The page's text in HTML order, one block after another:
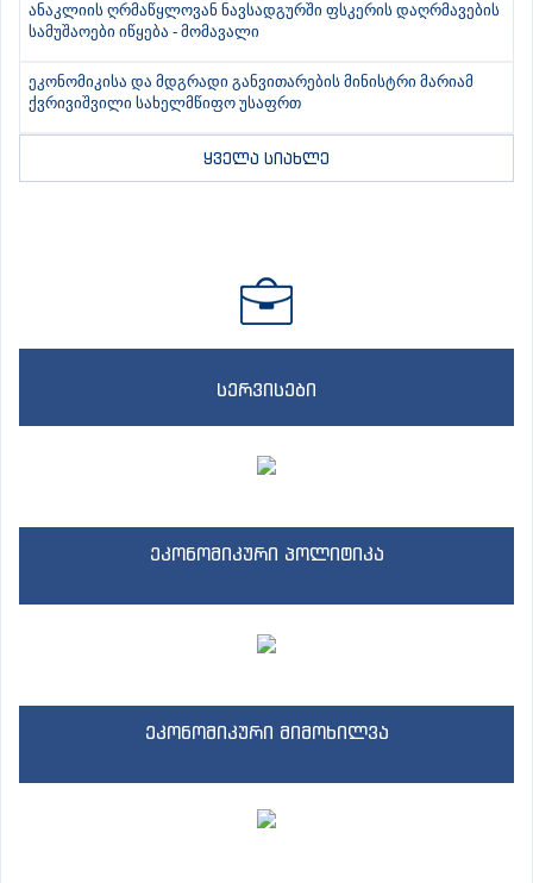
ანაკლიის ღრმაწყლოვან ნავსადგურში ფსკერის დაღრმავების
სამუშაოები იწყება - მომავალი
ეკონომიკისა და მდგრადი განვითარების მინისტრი მარიამ
ქვრივიშვილი სახელმწიფო უსაფრთ
ყველა სიახლე
სერვისები
ეკონომიკური პოლიტიკა
ეკონომიკური მიმოხილვა